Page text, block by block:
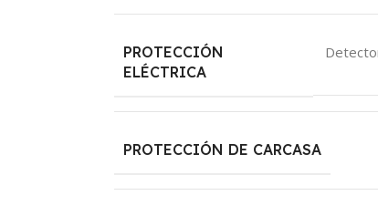
PROTECCIÓN
ELÉCTRICA
PROTECCIÓN DE CARCASA